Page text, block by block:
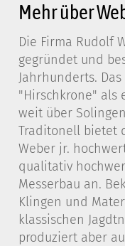
Mehr über
Die Firma Rudolf
gegründet und
Jahrhunderts.
"Hirschkrone" als
weit über
Traditonell bietet
Weber jr.
qualitativ
Messerbau an.
Klingen und
klassischen
produziert aber